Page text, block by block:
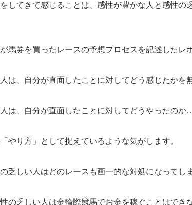
してきて感じることは、感性が豊かな人と感性の
馬券を買ったレースの予想プロセスを記述したレ
は、自分が直面したことに対してどう感じたかを
は、自分が直面したことに対してどうやったのか…
やり方」として捉えているような気がします。
乏しい人はどのレースも画一的な対処になってし
の乏しい人は金輪際競馬でお金を稼ぐことはでき